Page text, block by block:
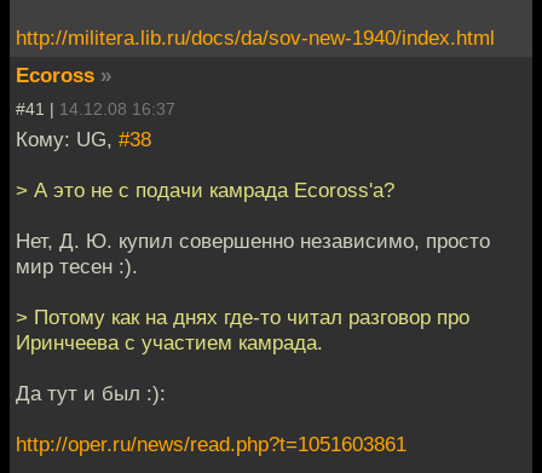
http://militera.lib.ru/docs/da/sov-new-1940/index.html
Ecoross »
#41 | 14.12.08 16:37
Кому: UG, #38
> А это не с подачи камрада Ecoross'а?
Нет, Д. Ю. купил совершенно независимо, просто
мир тесен :).
> Потому как на днях где-то читал разговор про
Иринчеева с участием камрада.
Да тут и был :):
http://oper.ru/news/read.php?t=1051603861